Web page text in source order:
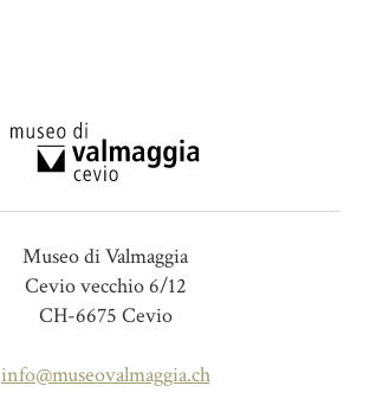
Museo di Valmaggia
Cevio vecchio 6/12
CH-6675 Cevio
info@museovalmaggia.ch